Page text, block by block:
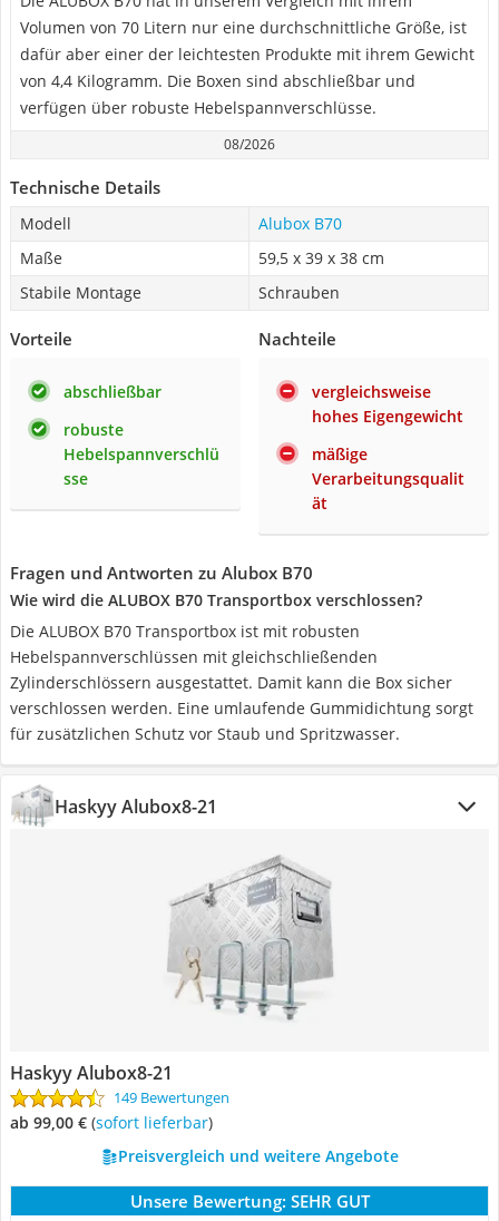
Volumen von 70 Litern nur eine durchschnittliche Größe, ist
dafür aber einer der leichtesten Produkte mit ihrem Gewicht
von 4,4 Kilogramm. Die Boxen sind abschließbar und
verfügen über robuste Hebelspannverschlüsse.
08/2026
Technische Details
Modell
Alubox B70
Maße
59,5 x 39 x 38 cm
Stabile Montage
Schrauben
Vorteile
abschließbar
robuste
Hebelspannverschlü
sse
Nachteile
vergleichsweise
hohes Eigengewicht
mäßige
Verarbeitungsqualit
ät
Fragen und Antworten zu Alubox B70
Wie wird die ALUBOX B70 Transportbox verschlossen?
Die ALUBOX B70 Transportbox ist mit robusten
Hebelspannverschlüssen mit gleichschließenden
Zylinderschlössern ausgestattet. Damit kann die Box sicher
verschlossen werden. Eine umlaufende Gummidichtung sorgt
für zusätzlichen Schutz vor Staub und Spritzwasser.
Haskyy Alubox8-21
Haskyy Alubox8-21
149 Bewertungen
ab 99,00 € ( Sofort lieferbar)
Preisvergleich und weitere Angebote
Unsere Bewertung: SEHR GUT